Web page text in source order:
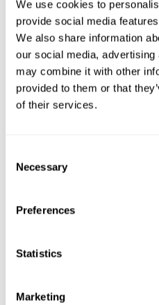
We use cookies to
provide social media
We also share information
our social media,
may combine it with other
provided to them or that
of their services.
Selection
Necessary
Preferences
Statistics
Marketing
"Trouvez votre animal de
votre perception spatiale et vos
profitant de différents scénarios
Comment le jeu
votre animal de
améliore-t-il mes
cognitives ?
Une stimulation constante de
créer de nouvelles synapses et
réorganiser et à améliorer les
les compétences liées à